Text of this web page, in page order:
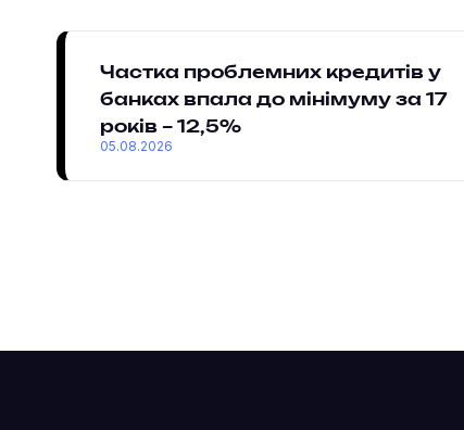
Частка проблемних кредитів у
банках впала до мінімуму за 17
років – 12,5%
05.08.2026